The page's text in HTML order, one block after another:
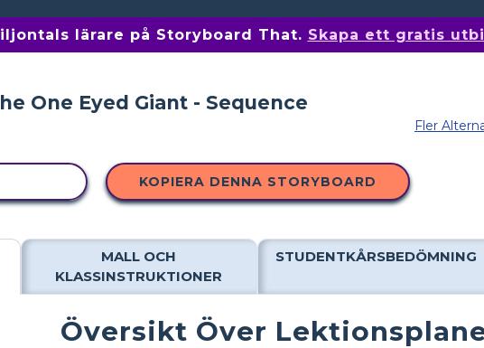
lärare på Storyboard That. Skapa ett gratis
Fler
KOPIERA DENNA STORYBOARD
MALL OCH
KLASSINSTRUKTIONER
STUDENTKÅRSBEDÖMNING
Översikt Över